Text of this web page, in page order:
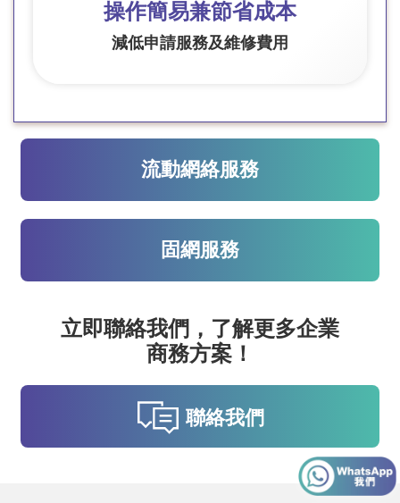
操作簡易兼節省成本
減低申請服務及維修費用
流動網絡服務
固網服務
立即聯絡我們，了解更多企業
商務方案！
聯絡我們